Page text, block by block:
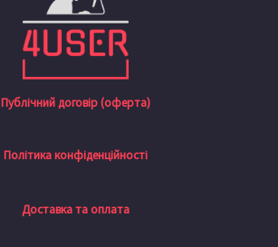
Публічний договір (оферта)
Політика конфіденційності
Доставка та оплата